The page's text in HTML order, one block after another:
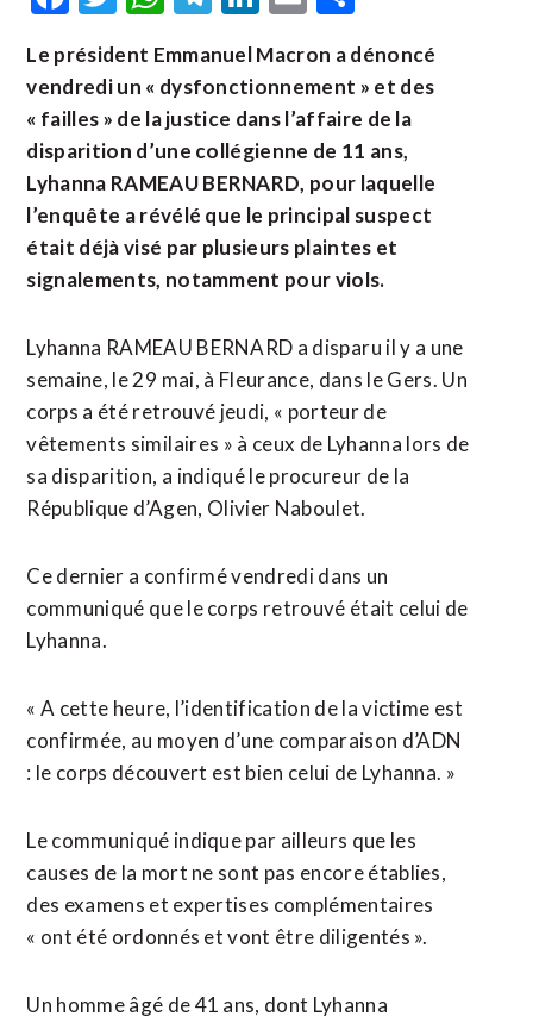
Le président Emmanuel Macron a dénoncé
vendredi un « dysfonctionnement » et des
« failles » de la justice dans l’affaire de la
disparition d’une collégienne de 11 ans,
Lyhanna RAMEAU BERNARD, pour laquelle
l’enquête a révélé que le principal suspect
était déjà visé par plusieurs plaintes et
signalements, notamment pour viols.
Lyhanna RAMEAU BERNARD a disparu il y a une
semaine, le 29 mai, à Fleurance, dans le Gers. Un
corps a été retrouvé jeudi, « porteur de
vêtements similaires » à ceux de Lyhanna lors de
sa disparition, a indiqué le procureur de la
République d’Agen, Olivier Naboulet.
Ce dernier a confirmé vendredi dans un
communiqué que le corps retrouvé était celui de
Lyhanna.
« A cette heure, l’identification de la victime est
confirmée, au moyen d’une comparaison d’ADN
: le corps découvert est bien celui de Lyhanna. »
Le communiqué indique par ailleurs que les
causes de la mort ne sont pas encore établies,
des examens et expertises complémentaires
« ont été ordonnés et vont être diligentés ».
Un homme âgé de 41 ans, dont Lyhanna